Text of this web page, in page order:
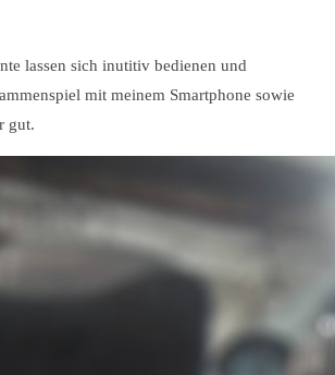
lassen sich inutitiv bedienen und
mit meinem Smartphone sowie
gut.